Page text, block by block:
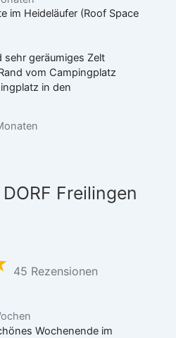
im Heideläufer (Roof Space
sehr geräumiges Zelt
vom Campingplatz
in den
DORF Freilingen
45 Rezensionen
Wochenende im